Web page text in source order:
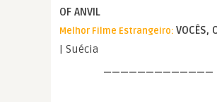
OF ANVIL
Melhor Filme Estrangeiro: VOCÊS,
| Suécia
—————————————